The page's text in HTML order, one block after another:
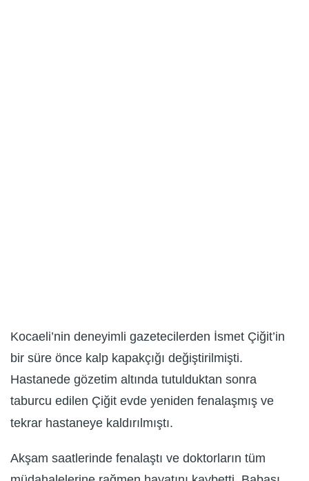
Kocaeli’nin deneyimli gazetecilerden İsmet Çiğit’in
bir süre önce kalp kapakçığı değiştirilmişti.
Hastanede gözetim altında tutulduktan sonra
taburcu edilen Çiğit evde yeniden fenalaşmış ve
tekrar hastaneye kaldırılmıştı.
Akşam saatlerinde fenalaştı ve doktorların tüm